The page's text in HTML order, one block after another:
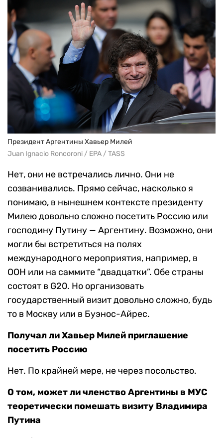
Президент Аргентины Хавьер Милей
Juan Ignacio Roncoroni / EPA / TASS
Нет, они не встречались лично. Они не
созванивались. Прямо сейчас, насколько я
понимаю, в нынешнем контексте президенту
Милею довольно сложно посетить Россию или
господину Путину — Аргентину. Возможно, они
могли бы встретиться на полях
международного мероприятия, например, в
ООН или на саммите “двадцатки”. Обе страны
состоят в G20. Но организовать
государственный визит довольно сложно, будь
то в Москву или в Буэнос-Айрес.
Получал ли Хавьер Милей приглашение
посетить Россию
Нет. По крайней мере, не через посольство.
О том, может ли членство Аргентины в МУС
теоретически помешать визиту Владимира
Путина